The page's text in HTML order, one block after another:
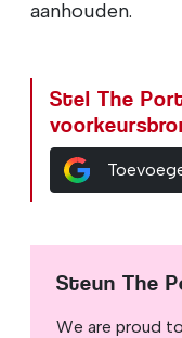
aanhouden.
Stel The
Steun The
We are proud